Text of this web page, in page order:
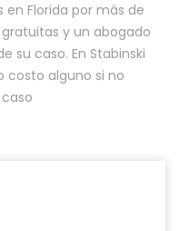
en Florida por más de
y un abogado
su caso. En Stabinski
costo alguno si no